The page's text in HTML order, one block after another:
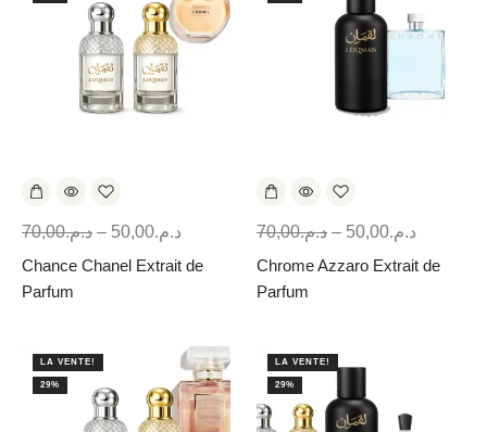
د.م.70,00 – د.م.50,00
Chance Chanel Extrait de
Parfum
د.م.70,00 – د.م.50,00
Chrome Azzaro Extrait de
Parfum
LA VENTE!
29%
LA VENTE!
29%